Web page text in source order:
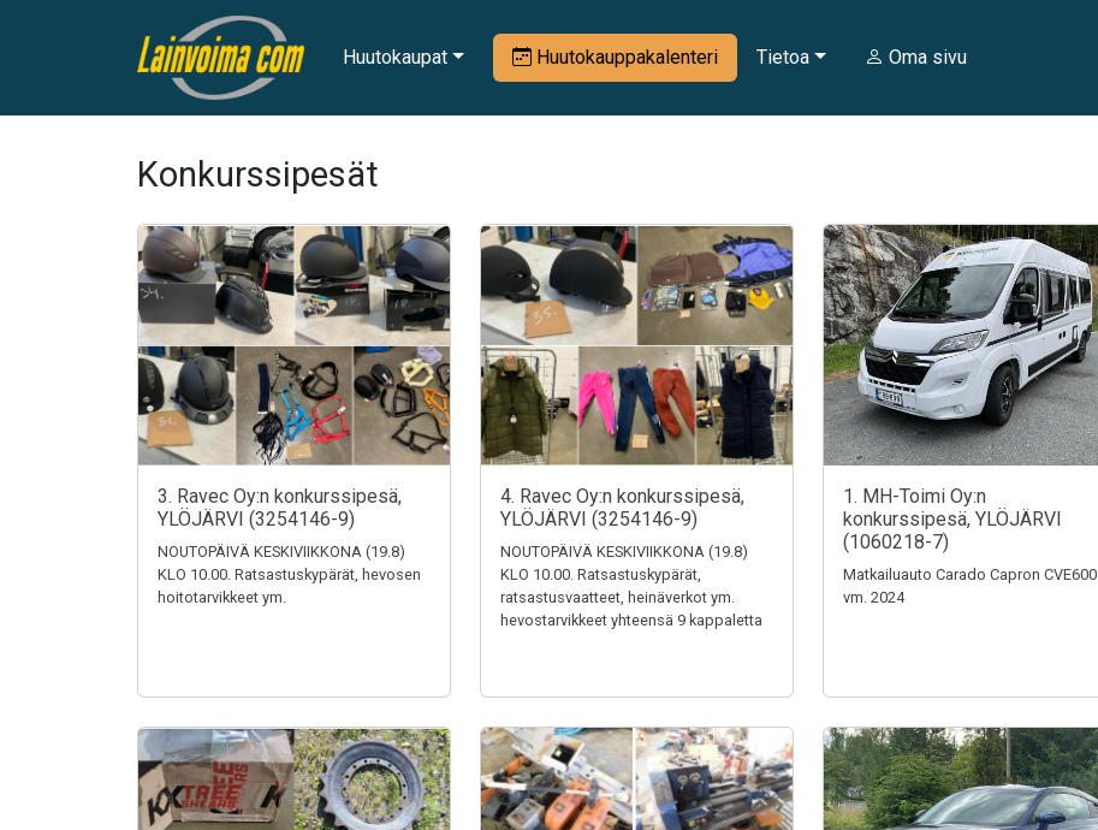
Huutokaupat Huutokauppakalenteri Tietoa Oma sivu
Konkurssipesät
3. Ravec Oy:n konkurssipesä,
YLÖJÄRVI (3254146-9)
NOUTOPÄIVÄ KESKIVIIKKONA (19.8)
KLO 10.00. Ratsastuskypärät, hevosen
hoitotarvikkeet ym.
4. Ravec Oy:n konkurssipesä,
YLÖJÄRVI (3254146-9)
NOUTOPÄIVÄ KESKIVIIKKONA (19.8)
KLO 10.00. Ratsastuskypärät,
ratsastusvaatteet, heinäverkot ym.
hevostarvikkeet yhteensä 9 kappaletta
1. MH-Toimi Oy:n
konkurssipesä, YLÖJÄRVI
(1060218-7)
Matkailuauto Carado Capron CVE600
vm. 2024